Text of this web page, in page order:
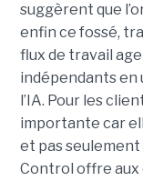
suggèrent que
enfin ce fossé,
flux de travail
indépendants en
l’IA. Pour les
importante car
et pas seulement
Control offre aux